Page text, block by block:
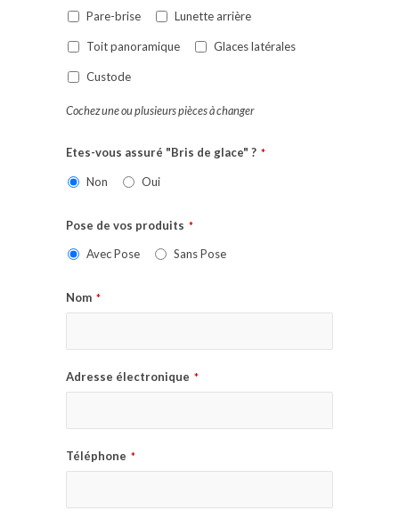
Pare-brise Lunette arrière
Toit panoramique Glaces latérales
Custode
Cochez une ou plusieurs pièces à changer
Etes-vous assuré "Bris de glace" ? *
Non Oui
Pose de vos produits *
Avec Pose Sans Pose
Nom *
Adresse électronique *
Téléphone *